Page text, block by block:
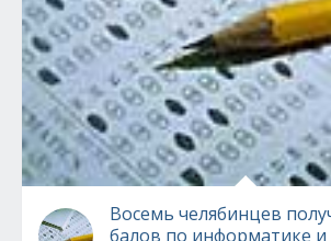
Восемь челябинцев
балов по информатике и